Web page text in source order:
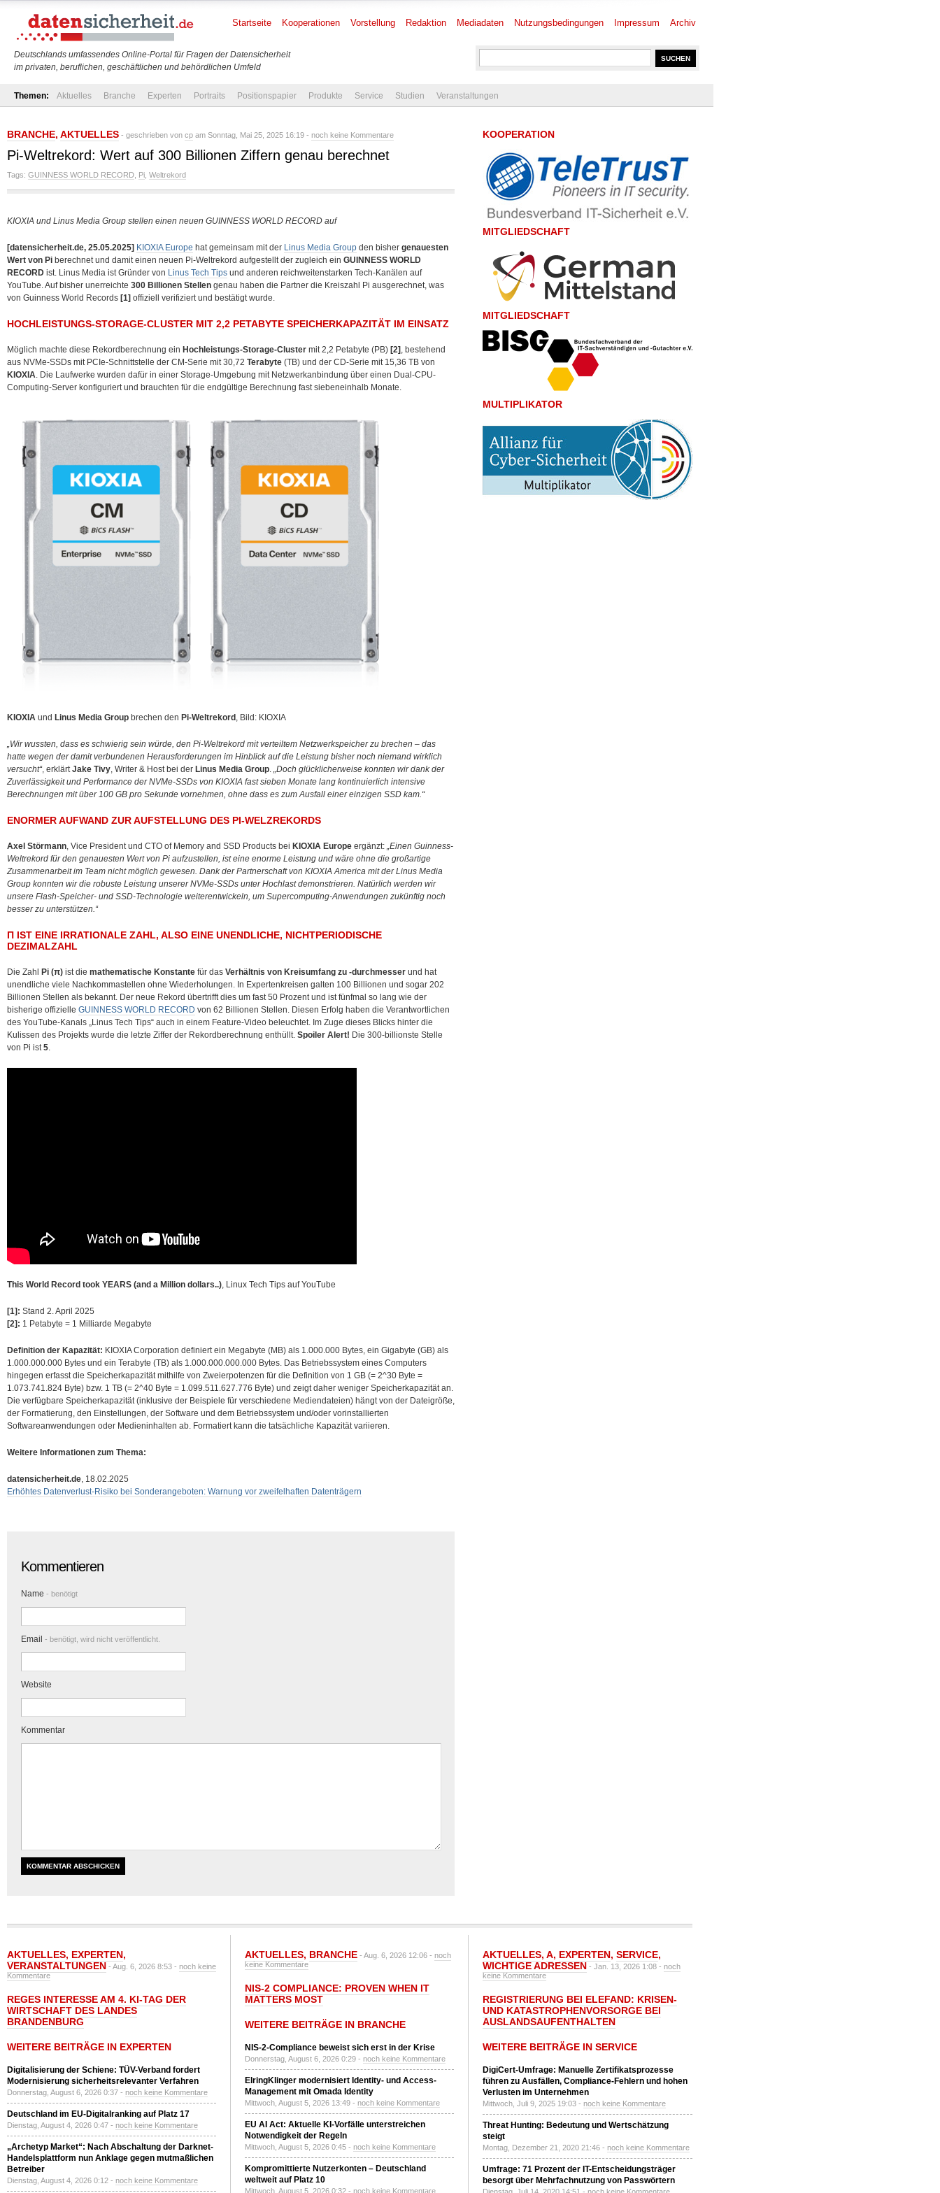
Deutschlands umfassendes Online-Portal für Fragen der Datensicherheit
im privaten, beruflichen, geschäftlichen und behördlichen Umfeld
Startseite Kooperationen Vorstellung Redaktion Mediadaten Nutzungsbedingungen Impressum Archiv
Themen: Aktuelles Branche Experten Portraits Positionspapier Produkte Service Studien Veranstaltungen
BRANCHE, AKTUELLES - geschrieben von cp am Sonntag, Mai 25, 2025 16:19 - noch keine Kommentare
Pi-Weltrekord: Wert auf 300 Billionen Ziffern genau berechnet
Tags: GUINNESS WORLD RECORD Pi Weltrekord
KIOXIA und Linus Media Group stellen einen neuen GUINNESS WORLD RECORD auf
[datensicherheit.de, 25.05.2025] KIOXIA Europe hat gemeinsam mit der Linus Media Group den bisher genauesten
Wert von Pi berechnet und damit einen neuen Pi-Weltrekord aufgestellt der zugleich ein GUINNESS WORLD
RECORD ist. Linus Media ist Gründer von Linus Tech Tips und anderen reichweitenstarken Tech-Kanälen auf
YouTube. Auf bisher unerreichte 300 Billionen Stellen genau haben die Partner die Kreiszahl Pi ausgerechnet, was
von Guinness World Records [1] offiziell verifiziert und bestätigt wurde.
HOCHLEISTUNGS-STORAGE-CLUSTER MIT 2,2 PETABYTE SPEICHERKAPAZITÄT IM EINSATZ
Möglich machte diese Rekordberechnung ein Hochleistungs-Storage-Cluster mit 2,2 Petabyte (PB) [2] , bestehend
aus NVMe-SSDs mit PCIe-Schnittstelle der CM-Serie mit 30,72 Terabyte (TB) und der CD-Serie mit 15,36 TB von
KIOXIA. Die Laufwerke wurden dafür in einer Storage-Umgebung mit Netzwerkanbindung über einen Dual-CPU-
Computing-Server konfiguriert und brauchten für die endgültige Berechnung fast siebeneinhalb Monate.
KIOXIA und Linus Media Group brechen den Pi-Weltrekord , Bild: KIOXIA
„Wir wussten, dass es schwierig sein würde, den Pi-Weltrekord mit verteiltem Netzwerkspeicher zu brechen – das
hatte wegen der damit verbundenen Herausforderungen im Hinblick auf die Leistung bisher noch niemand wirklich
versucht“, erklärtJake Tivy, Writer & Host bei der Linus Media Group. „Doch glücklicherweise konnten wir dank der
Zuverlässigkeit und Performance der NVMe-SSDs von KIOXIA fast sieben Monate lang kontinuierlich intensive
Berechnungen mit über 100 GB pro Sekunde vornehmen, ohne dass es zum Ausfall einer einzigen SSD kam.“
ENORMER AUFWAND ZUR AUFSTELLUNG DES PI-WELZREKORDS
Axel Störmann, Vice President und CTO of Memory and SSD Products bei KIOXIA Europe ergänzt: „Einen Guinness-
Weltrekord für den genauesten Wert von Pi aufzustellen, ist eine enorme Leistung und wäre ohne die großartige
Zusammenarbeit im Team nicht möglich gewesen. Dank der Partnerschaft von KIOXIA America mit der Linus Media
Group konnten wir die robuste Leistung unserer NVMe-SSDs unter Hochlast demonstrieren. Natürlich werden wir
unsere Flash-Speicher- und SSD-Technologie weiterentwickeln, um Supercomputing-Anwendungen zukünftig noch
besser zu unterstützen.“
Π IST EINE IRRATIONALE ZAHL, ALSO EINE UNENDLICHE, NICHTPERIODISCHE
DEZIMALZAHL
Die Zahl Pi (π) ist die mathematische Konstante für das Verhältnis von Kreisumfang zu -durchmesser und hat
unendliche viele Nachkommastellen ohne Wiederholungen. In Expertenkreisen galten 100 Billionen und sogar 202
Billionen Stellen als bekannt. Der neue Rekord übertrifft dies um fast 50 Prozent und ist fünfmal so lang wie der
bisherige offizielle GUINNESS WORLD RECORD von 62 Billionen Stellen. Diesen Erfolg haben die Verantwortlichen
des YouTube-Kanals „Linus Tech Tips“ auch in einem Feature-Video beleuchtet. Im Zuge dieses Blicks hinter die
Kulissen des Projekts wurde die letzte Ziffer der Rekordberechnung enthüllt. Spoiler Alert! Die 300-billionste Stelle
von Pi ist5.
This World Record took YEARS (and a Million dollars..), Linux Tech Tips auf YouTube
[1]: Stand 2. April 2025
[2]: 1 Petabyte = 1 Milliarde Megabyte
Definition der Kapazität: KIOXIA Corporation definiert ein Megabyte (MB) als 1.000.000 Bytes, ein Gigabyte (GB) als
1.000.000.000 Bytes und ein Terabyte (TB) als 1.000.000.000.000 Bytes. Das Betriebssystem eines Computers
hingegen erfasst die Speicherkapazität mithilfe von Zweierpotenzen für die Definition von 1 GB (= 2^30 Byte =
1.073.741.824 Byte) bzw. 1 TB (= 2^40 Byte = 1.099.511.627.776 Byte) und zeigt daher weniger Speicherkapazität an.
Die verfügbare Speicherkapazität (inklusive der Beispiele für verschiedene Mediendateien) hängt von der Dateigröße,
der Formatierung, den Einstellungen, der Software und dem Betriebssystem und/oder vorinstallierten
Softwareanwendungen oder Medieninhalten ab. Formatiert kann die tatsächliche Kapazität variieren.
Weitere Informationen zum Thema:
datensicherheit.de, 18.02.2025
Erhöhtes Datenverlust-Risiko bei Sonderangeboten: Warnung vor zweifelhaften Datenträgern
Kommentieren
Name - benötigt
Email - benötigt, wird nicht veröffentlicht.
Website
Kommentar
KOOPERATION
MITGLIEDSCHAFT
MITGLIEDSCHAFT
MULTIPLIKATOR
AKTUELLES, EXPERTEN,
VERANSTALTUNGEN - Aug. 6, 2026 8:53 - noch keine
Kommentare
REGES INTERESSE AM 4. KI-TAG DER
WIRTSCHAFT DES LANDES
BRANDENBURG
WEITERE BEITRÄGE IN EXPERTEN
Digitalisierung der Schiene: TÜV-Verband fordert
Modernisierung sicherheitsrelevanter Verfahren
Donnerstag, August 6, 2026 0:37 - noch keine Kommentare
Deutschland im EU-Digitalranking auf Platz 17
Dienstag, August 4, 2026 0:47 - noch keine Kommentare
„Archetyp Market“: Nach Abschaltung der Darknet-
Handelsplattform nun Anklage gegen mutmaßlichen
Betreiber
Dienstag, August 4, 2026 0:12 - noch keine Kommentare
AKTUELLES, BRANCHE - Aug. 6, 2026 12:06 - noch
keine Kommentare
NIS-2 COMPLIANCE: PROVEN WHEN IT
MATTERS MOST
WEITERE BEITRÄGE IN BRANCHE
NIS-2-Compliance beweist sich erst in der Krise
Donnerstag, August 6, 2026 0:29 - noch keine Kommentare
ElringKlinger modernisiert Identity- und Access-
Management mit Omada Identity
Mittwoch, August 5, 2026 13:49 - noch keine Kommentare
EU AI Act: Aktuelle KI-Vorfälle unterstreichen
Notwendigkeit der Regeln
Mittwoch, August 5, 2026 0:45 - noch keine Kommentare
Kompromittierte Nutzerkonten – Deutschland
weltweit auf Platz 10
Mittwoch, August 5, 2026 0:32 - noch keine Kommentare
AKTUELLES, A, EXPERTEN, SERVICE,
WICHTIGE ADRESSEN - Jan. 13, 2026 1:08 - noch
keine Kommentare
REGISTRIERUNG BEI ELEFAND: KRISEN-
UND KATASTROPHENVORSORGE BEI
AUSLANDSAUFENTHALTEN
WEITERE BEITRÄGE IN SERVICE
DigiCert-Umfrage: Manuelle Zertifikatsprozesse
führen zu Ausfällen, Compliance-Fehlern und hohen
Verlusten im Unternehmen
Mittwoch, Juli 9, 2025 19:03 - noch keine Kommentare
Threat Hunting: Bedeutung und Wertschätzung
steigt
Montag, Dezember 21, 2020 21:46 - noch keine Kommentare
Umfrage: 71 Prozent der IT-Entscheidungsträger
besorgt über Mehrfachnutzung von Passwörtern